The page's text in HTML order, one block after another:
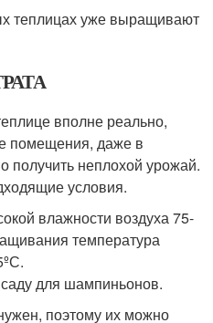
теплицах уже выращивают
вполне реально,
помещения, даже в
получить неплохой урожай.
условия.
влажности воздуха 75-
температура
для шампиньонов.
поэтому их можно